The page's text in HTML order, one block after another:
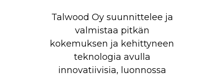
Talwood Oy suunnittelee ja
valmistaa pitkän
kokemuksen ja kehittyneen
teknologia avulla
innovatiivisia, luonnossa